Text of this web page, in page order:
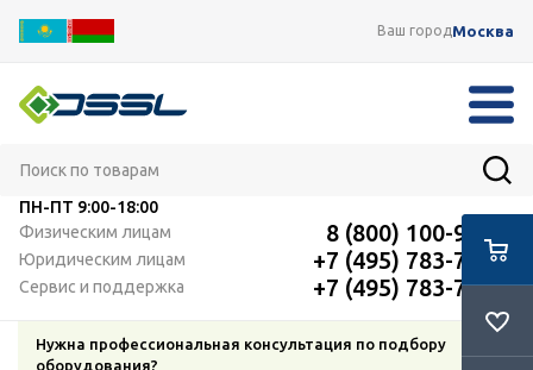
Ваш городМосква
ПН-ПТ 9:00-18:00
Физическим лицам
8 (800) 100-91-12
Юридическим лицам +7 (495) 783-72-87
Сервис и поддержка +7 (495) 783-72-87
Нужна профессиональная консультация по подбору
оборудования?